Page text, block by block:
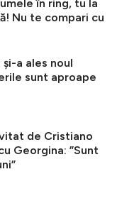
în ring, tu la
Nu te compari cu
și-a ales noul
sunt aproape
de Cristiano
Georgina: ”Sunt